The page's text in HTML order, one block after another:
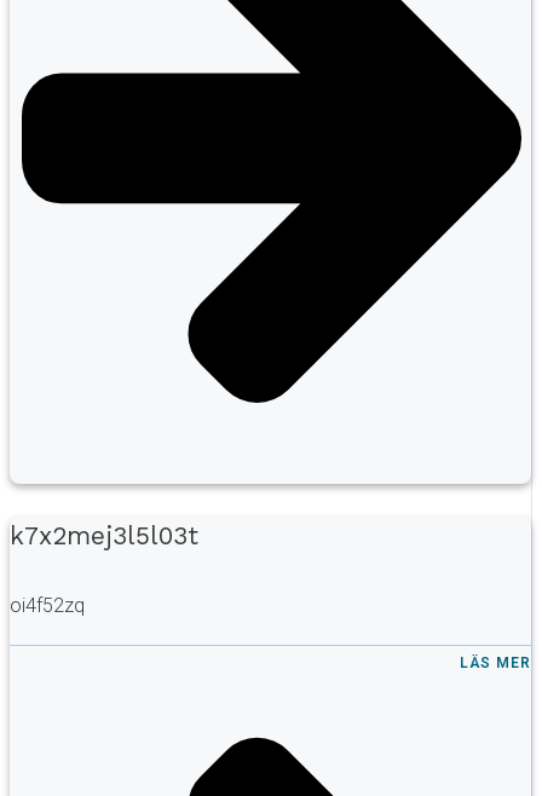
k7x2mej3l5l03t
oi4f52zq
LÄS MER